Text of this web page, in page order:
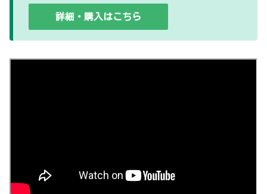
詳細・購入はこちら